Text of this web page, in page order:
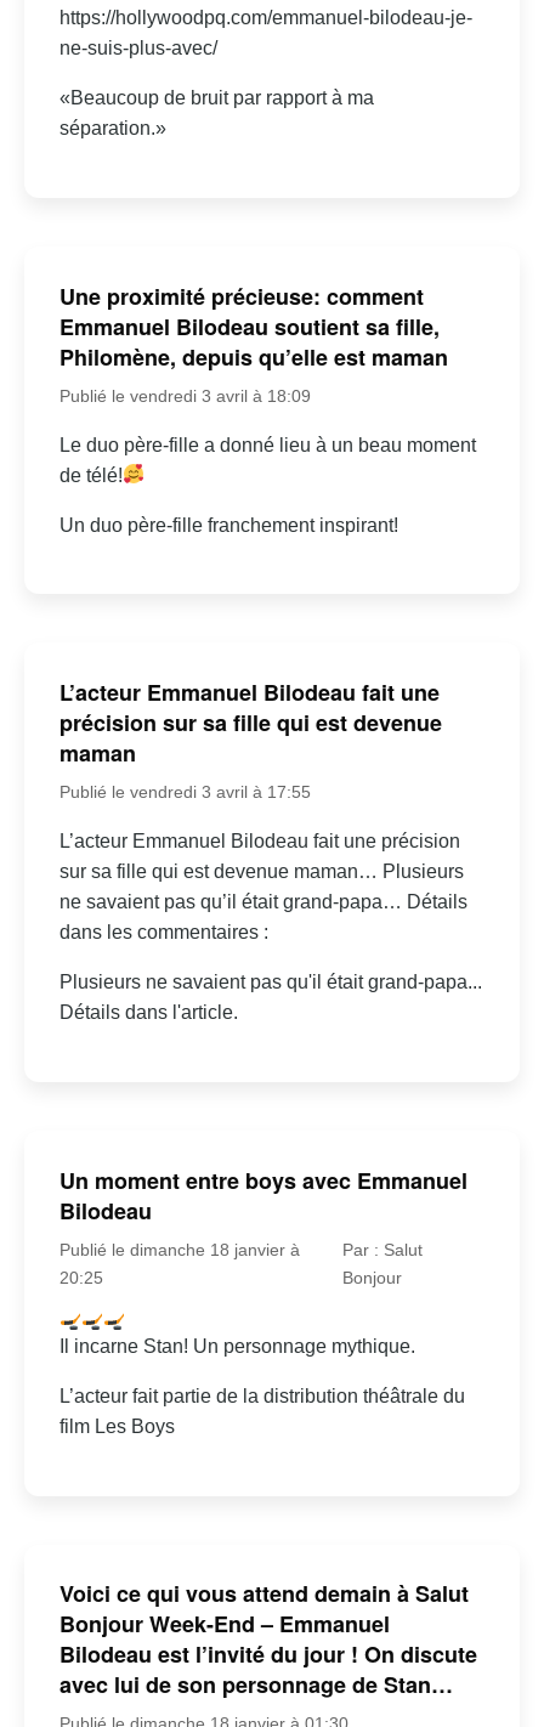
https://hollywoodpq.com/emmanuel-bilodeau-je-
ne-suis-plus-avec/
«Beaucoup de bruit par rapport à ma
séparation.»
Une proximité précieuse: comment
Emmanuel Bilodeau soutient sa fille,
Philomène, depuis qu’elle est maman
Publié le vendredi 3 avril à 18:09
Le duo père-fille a donné lieu à un beau moment
de télé!
Un duo père-fille franchement inspirant!
L’acteur Emmanuel Bilodeau fait une
précision sur sa fille qui est devenue
maman
Publié le vendredi 3 avril à 17:55
L’acteur Emmanuel Bilodeau fait une précision
sur sa fille qui est devenue maman… Plusieurs
ne savaient pas qu’il était grand-papa… Détails
dans les commentaires :
Plusieurs ne savaient pas qu'il était grand-papa...
Détails dans l'article.
Un moment entre boys avec Emmanuel
Bilodeau
Publié le dimanche 18 janvier à
20:25
Par : Salut
Bonjour
Il incarne Stan! Un personnage mythique.
L’acteur fait partie de la distribution théâtrale du
film Les Boys
Voici ce qui vous attend demain à Salut
Bonjour Week-End – Emmanuel
Bilodeau est l’invité du jour ! On discute
avec lui de son personnage de Stan…